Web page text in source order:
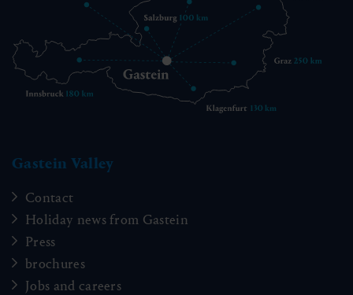
Gastein Valley
Contact
Holiday news from Gastein
Press
brochures
Jobs and careers